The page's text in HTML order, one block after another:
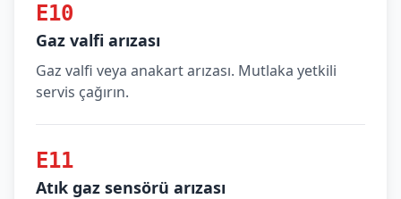
E10
Gaz valfi arızası
Gaz valfi veya anakart arızası. Mutlaka yetkili
servis çağırın.
E11
Atık gaz sensörü arızası